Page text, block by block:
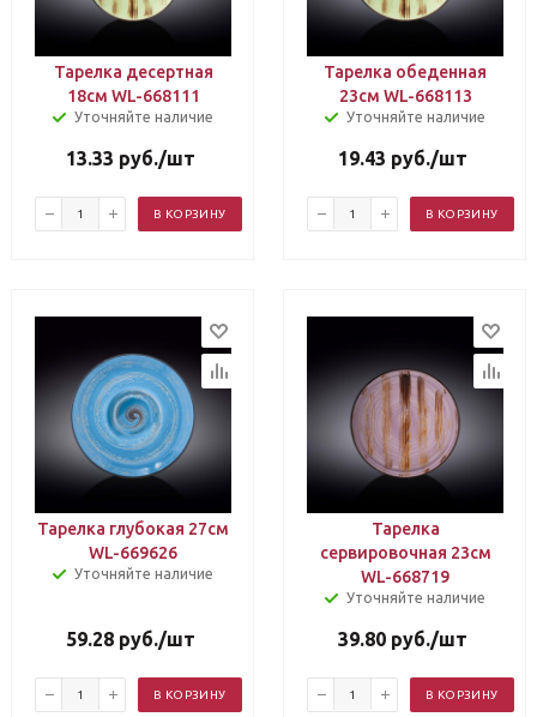
Тарелка десертная
18см WL-668111
Уточняйте наличие
13.33 руб./шт
В КОРЗИНУ
Тарелка обеденная
23см WL-668113
Уточняйте наличие
19.43 руб./шт
В КОРЗИНУ
Тарелка глубокая 27см
WL-669626
Уточняйте наличие
59.28 руб./шт
В КОРЗИНУ
Тарелка
сервировочная 23см
WL-668719
Уточняйте наличие
39.80 руб./шт
В КОРЗИНУ